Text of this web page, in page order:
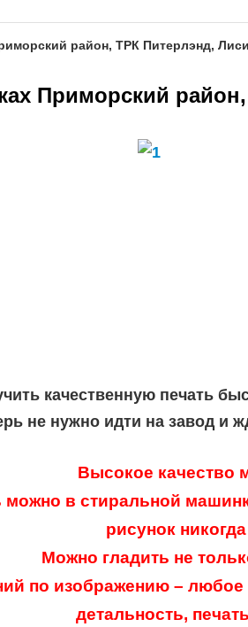
район, ТРК Питерлэнд,
Приморский
качественную печать
не нужно идти на завод
Высокое качество
можно в стиральной
рисунок
Можно гладить не
по изображению –
детальность,